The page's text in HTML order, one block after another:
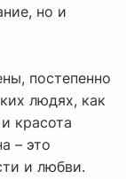
но и
постепенно
людях, как
красота
– это
и любви.